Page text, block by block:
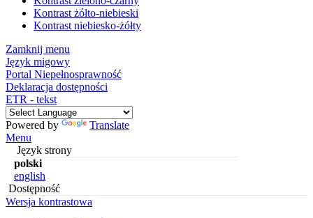
Kontrast żółto-niebieski
Kontrast niebiesko-żółty
Zamknij menu
Język migowy
Portal Niepełnosprawność
Deklaracja dostępności
ETR - tekst
Powered by
Translate
Menu
Język strony
polski
english
Dostępność
Wersja kontrastowa